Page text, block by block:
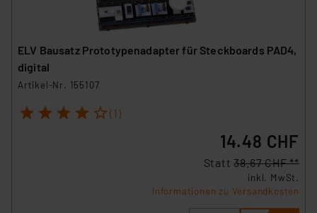
ELV Bausatz Prototypenadapter für Steckboards PAD4,
digital
Artikel-Nr. 155107
1 2 3 4 5 (1)
14.48 CHF
Statt38.67 CHF **
inkl. MwSt.
Informationen zu Versandkosten